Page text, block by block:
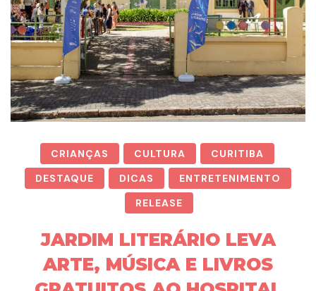
CRIANÇAS CULTURA
CURITIBA
DESTAQUE
DICAS
ENTRETENIMENTO
RELEASE
JARDIM LITERÁRIO LEVA
ARTE, MÚSICA E LIVROS